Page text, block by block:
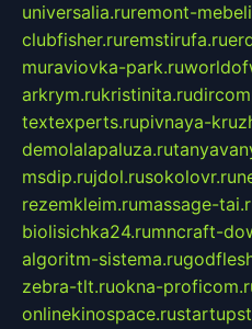
universalia.ruremont-
clubfisher.ruremstirufa.ru
muraviovka-park.ru
arkrym.rukristinita.ru
textexperts.rupivnaya-
demolalapaluza.ru
msdip.rujdol.rusokolovr.ru
rezemkleim.rumassage-
biolisichka24.rumncraft-
algoritm-sistema.ru
zebra-tlt.ruokna-
onlinekinospace.ru